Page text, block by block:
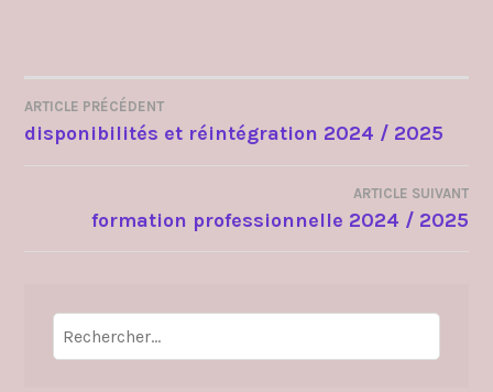
NAVIGATION
L’ARTICLE
ARTICLE PRÉCÉDENT
disponibilités et réintégration 2024 / 2025
ARTICLE SUIVANT
formation professionnelle 2024 / 2025
Rechercher :